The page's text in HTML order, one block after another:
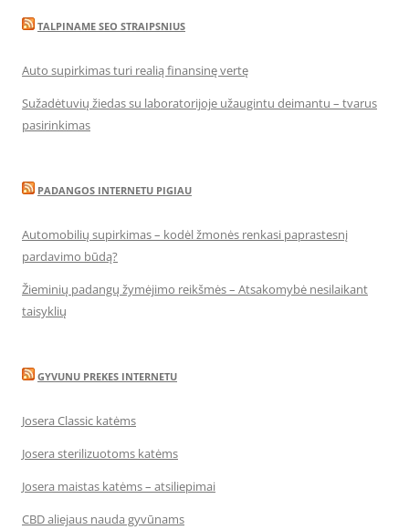
TALPINAME SEO STRAIPSNIUS
Auto supirkimas turi realią finansinę vertę
Sužadėtuvių žiedas su laboratorijoje užaugintu deimantu – tvarus
pasirinkimas
PADANGOS INTERNETU PIGIAU
Automobilių supirkimas – kodėl žmonės renkasi paprastesnį
pardavimo būdą?
Žieminių padangų žymėjimo reikšmės – Atsakomybė nesilaikant
taisyklių
GYVUNU PREKES INTERNETU
Josera Classic katėms
Josera sterilizuotoms katėms
Josera maistas katėms – atsiliepimai
CBD aliejaus nauda gyvūnams